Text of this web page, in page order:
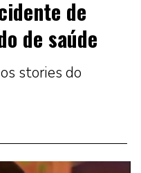
de
de saúde
stories do